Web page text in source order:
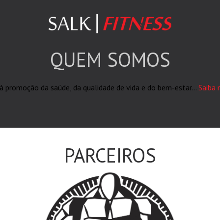
QUEM SOMOS
da saúde, da qualidade de vida e do bem-estar...Saiba
PARCEIROS